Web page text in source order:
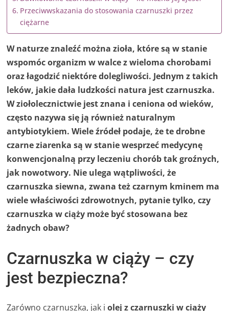
Przeciwwskazania do stosowania czarnuszki przez
ciężarne
W naturze znaleźć można zioła, które są w stanie
wspomóc organizm w walce z wieloma chorobami
oraz łagodzić niektóre dolegliwości. Jednym z takich
leków, jakie dała ludzkości natura jest czarnuszka.
W ziołolecznictwie jest znana i ceniona od wieków,
często nazywa się ją również naturalnym
antybiotykiem. Wiele źródeł podaje, że te drobne
czarne ziarenka są w stanie wesprzeć medycynę
konwencjonalną przy leczeniu chorób tak groźnych,
jak nowotwory. Nie ulega wątpliwości, że
czarnuszka siewna, zwana też czarnym kminem ma
wiele właściwości zdrowotnych, pytanie tylko, czy
czarnuszka w ciąży może być stosowana bez
żadnych obaw?
Czarnuszka w ciąży – czy
jest bezpieczna?
Zarówno czarnuszka, jak iolej z czarnuszki w ciąży